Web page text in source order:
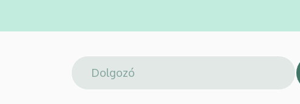
Gimnáziuma
Általános